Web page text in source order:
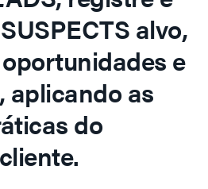
alvo,
e
aplicando as
do